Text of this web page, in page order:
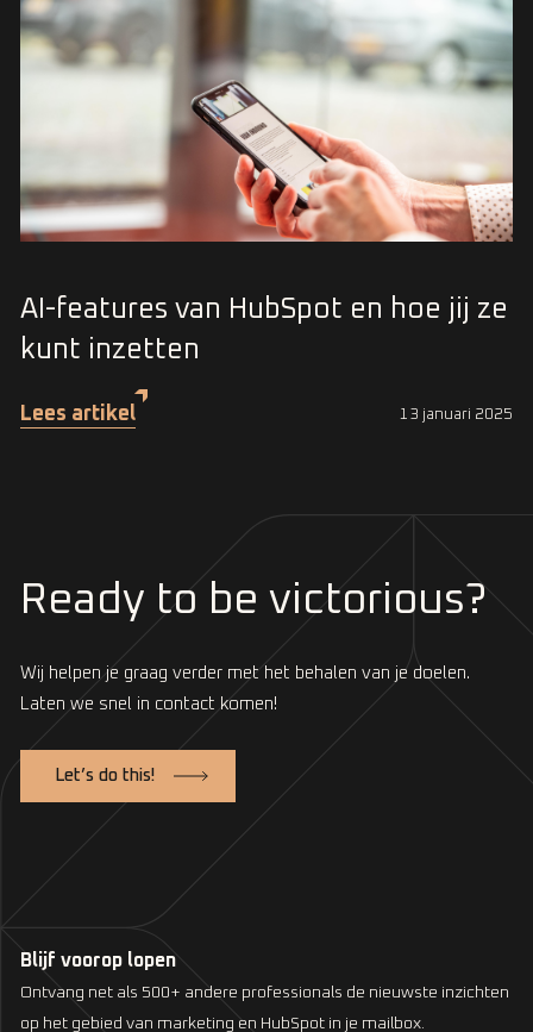
AI-features van HubSpot en hoe jij ze
kunt inzetten
Lees artikel 13 januari 2025
Ready to be victorious?
Wij helpen je graag verder met het behalen van je doelen.
Laten we snel in contact komen!
Let’s do this!
Blijf voorop lopen
Ontvang net als 500+ andere professionals de nieuwste inzichten
op het gebied van marketing en HubSpot in je mailbox.